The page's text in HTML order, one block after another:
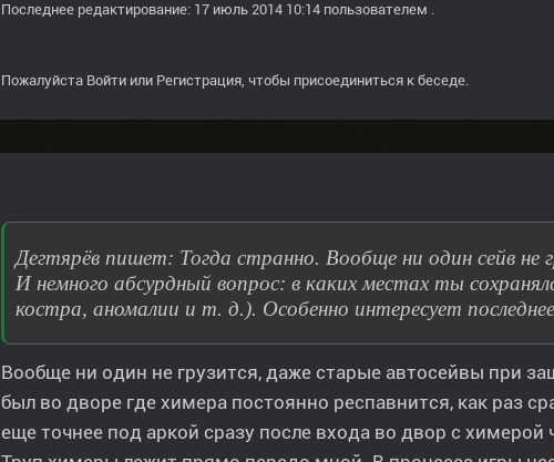
Последнее редактирование: 17 июль 2014 10:14 пользователем .
Пожалуйста Войти или Регистрация, чтобы присоединиться к беседе.
Дегтярёв пишет: Тогда странно. Вообще ни один сейв не
И немного абсурдный вопрос: в каких местах ты
костра, аномалии и т. д.). Особенно интересует последнее
Вообще ни один не грузится, даже старые автосейвы при
был во дворе где химера постоянно респавнится, как раз
еще точнее под аркой сразу после входа во двор с